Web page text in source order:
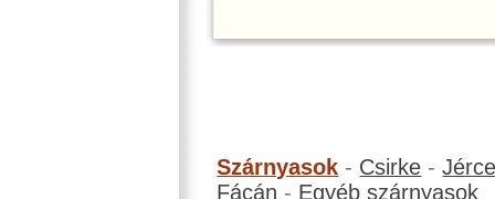
Szárnyasok - Csirke -
Fácán - Egyéb szárnyasok